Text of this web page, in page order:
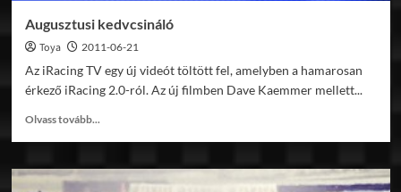
Augusztusi kedvcsináló
Toya 2011-06-21
Az iRacing TV egy új videót töltött fel, amelyben a hamarosan
érkező iRacing 2.0-ról. Az új filmben Dave Kaemmer mellett...
Olvass tovább...
Augusztusi
kedvcsináló